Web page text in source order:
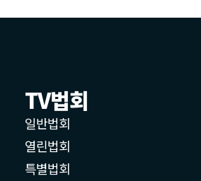
TV법회
일반법회
열린법회
특별법회